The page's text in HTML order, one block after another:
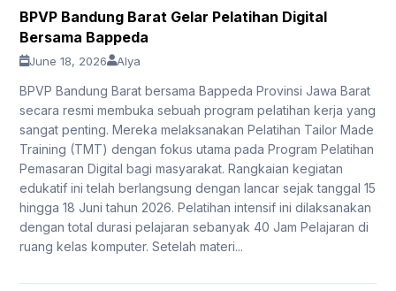
BPVP Bandung Barat Gelar Pelatihan Digital
Bersama Bappeda
June 18, 2026 Alya
BPVP Bandung Barat bersama Bappeda Provinsi Jawa Barat
secara resmi membuka sebuah program pelatihan kerja yang
sangat penting. Mereka melaksanakan Pelatihan Tailor Made
Training (TMT) dengan fokus utama pada Program Pelatihan
Pemasaran Digital bagi masyarakat. Rangkaian kegiatan
edukatif ini telah berlangsung dengan lancar sejak tanggal 15
hingga 18 Juni tahun 2026. Pelatihan intensif ini dilaksanakan
dengan total durasi pelajaran sebanyak 40 Jam Pelajaran di
ruang kelas komputer. Setelah materi...